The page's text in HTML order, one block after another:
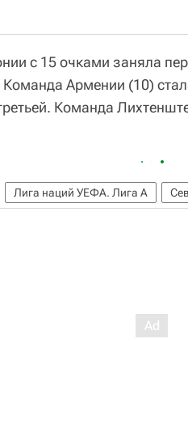
с 15 очками заняла
Команда Армении (10)
Команда
Лига наций УЕФА. Лига A